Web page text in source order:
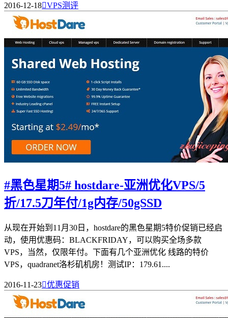
2016-12-18VPS测评
#黑色星期5# hostdare-亚洲优化VPS/5
折/17.5刀年付/1g内存/50gSSD
从现在开始到11月30日，hostdare的黑色星期5特价促销已经启
动，使用优惠码：BLACKFRIDAY，可以购买全场多款
VPS，当然，仅限年付。下面有几个亚洲优化 线路的特价
VPS，quadranet洛杉矶机房！测试IP：179.61....
2016-11-23优惠促销